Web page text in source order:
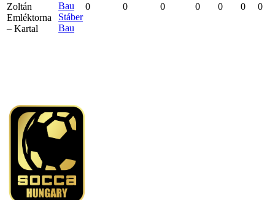
Zoltán
Emléktorna
– Kartal
Stáber
Bau
0 0 0 0 0 0 0